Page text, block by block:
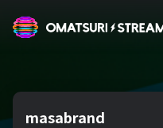
masabrand